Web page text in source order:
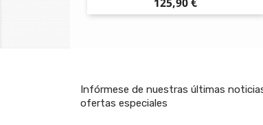
Infórmese de nuestras últimas
ofertas especiales